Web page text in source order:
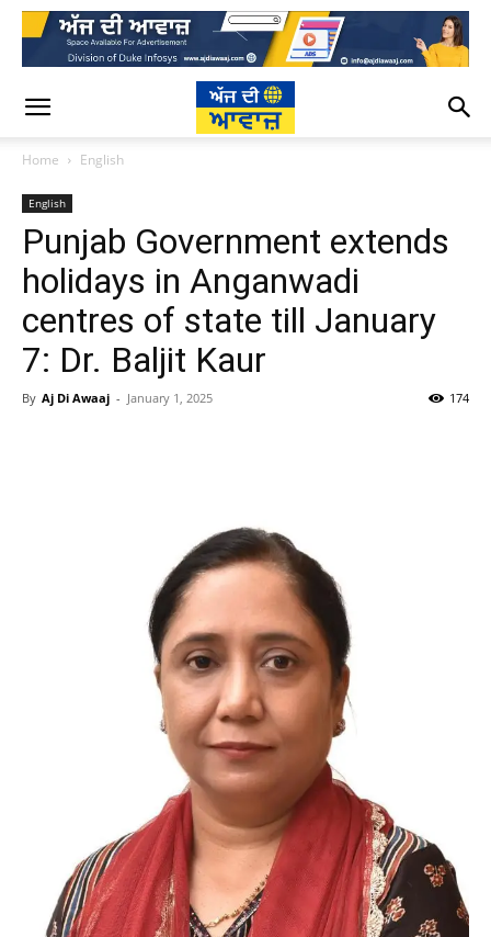
Home English
English
Punjab Government extends
holidays in Anganwadi
centres of state till January
7: Dr. Baljit Kaur
By Aj Di Awaaj - January 1, 2025 174